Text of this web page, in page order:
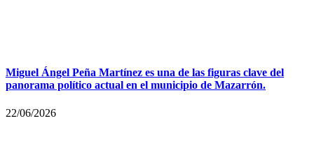
Miguel Ángel Peña Martínez es una de las figuras clave del
panorama político actual en el municipio de Mazarrón.
22/06/2026